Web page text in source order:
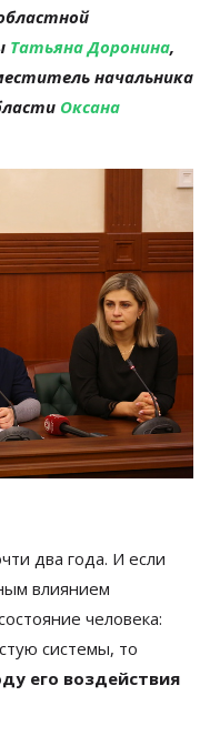
Татьяна Доронина,
начальника
Оксана
два года. И если
влиянием
человека:
системы, то
его воздействия